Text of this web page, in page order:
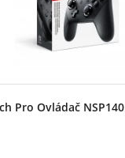
Pro Ovládač NSP140